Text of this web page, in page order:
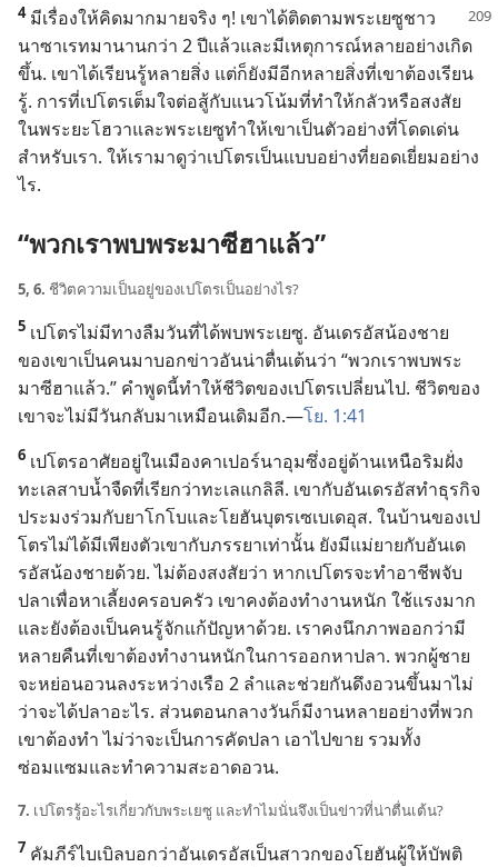
4มี​เรื่อง​ให้​คิด​มาก​มาย​จริง ๆ! เขา​ได้​ติด​ตาม​พระ​เยซู​ชาว​
นาซาเรท​มา​นาน​กว่า 2 ปี​แล้ว​และ​มี​เหตุ​การณ์​หลาย​อย่าง​เกิด​
ขึ้น. เขา​ได้​เรียน​รู้​หลาย​สิ่ง แต่​ก็​ยัง​มี​อีก​หลาย​สิ่ง​ที่​เขา​ต้อง​เรียน​
รู้. การ​ที่​เปโตร​เต็ม​ใจ​ต่อ​สู้​กับ​แนว​โน้ม​ที่​ทำ​ให้​กลัว​หรือ​สงสัย​
ใน​พระ​ยะโฮวา​และ​พระ​เยซู​ทำ​ให้​เขา​เป็น​ตัว​อย่าง​ที่​โดด​เด่น​
สำหรับ​เรา. ให้​เรา​มา​ดู​ว่า​เปโตร​เป็น​แบบ​อย่าง​ที่​ยอด​เยี่ยม​อย่าง​
ไร.
“พวก​เรา​พบ​พระ​มาซีฮา​แล้ว”
5, 6. ชีวิต​ความ​เป็น​อยู่​ของ​เปโตร​เป็น​อย่าง​ไร?
5 เปโตร​ไม่​มี​ทาง​ลืม​วัน​ที่​ได้​พบ​พระ​เยซู. อันเดรอัส​น้อง​ชาย​
ของ​เขา​เป็น​คน​มา​บอก​ข่าว​อัน​น่า​ตื่นเต้น​ว่า “พวก​เรา​พบ​พระ​
มาซีฮา​แล้ว.” คำ​พูด​นี้​ทำ​ให้​ชีวิต​ของ​เปโตร​เปลี่ยน​ไป. ชีวิต​ของ​
เขา​จะ​ไม่​มี​วัน​กลับ​มา​เหมือน​เดิม​อีก.—โย. 1:41
6 เปโตร​อาศัย​อยู่​ใน​เมือง​คาเปอร์นาอุม​ซึ่ง​อยู่​ด้าน​เหนือ​ริม​ฝั่ง​
ทะเลสาบ​น้ำ​จืด​ที่​เรียก​ว่า​ทะเล​แกลิลี. เขา​กับ​อันเดรอัส​ทำ​ธุรกิจ​
ประมง​ร่วม​กับ​ยาโกโบ​และ​โยฮัน​บุตร​เซเบเดอุส. ใน​บ้าน​ของ​เป
โตร​ไม่​ได้​มี​เพียง​ตัว​เขา​กับ​ภรรยา​เท่า​นั้น ยัง​มี​แม่ยาย​กับ​อันเด
รอัส​น้อง​ชาย​ด้วย. ไม่​ต้อง​สงสัย​ว่า หาก​เปโตร​จะ​ทำ​อาชีพ​จับ​
ปลา​เพื่อ​หา​เลี้ยง​ครอบครัว เขา​คง​ต้อง​ทำ​งาน​หนัก ใช้​แรง​มาก
และ​ยัง​ต้อง​เป็น​คน​รู้​จัก​แก้​ปัญหา​ด้วย. เรา​คง​นึก​ภาพ​ออก​ว่า​มี​
หลาย​คืน​ที่​เขา​ต้อง​ทำ​งาน​หนัก​ใน​การ​ออก​หา​ปลา. พวก​ผู้​ชาย​
จะ​หย่อน​อวน​ลง​ระหว่าง​เรือ 2 ลำ​และ​ช่วย​กัน​ดึง​อวน​ขึ้น​มา​ไม่​
ว่า​จะ​ได้​ปลา​อะไร. ส่วน​ตอน​กลางวัน​ก็​มี​งาน​หลาย​อย่าง​ที่​พวก​
เขา​ต้อง​ทำ ไม่​ว่า​จะ​เป็น​การ​คัด​ปลา เอา​ไป​ขาย รวม​ทั้ง​
ซ่อมแซม​และ​ทำ​ความ​สะอาด​อวน.
7. เปโตร​รู้​อะไร​เกี่ยว​กับ​พระ​เยซู และ​ทำไม​นั่น​จึง​เป็น​ข่าว​ที่​น่า​ตื่นเต้น?
7 คัมภีร์​ไบเบิล​บอก​ว่า​อันเดรอัส​เป็น​สาวก​ของ​โยฮัน​ผู้​ให้​บัพติ